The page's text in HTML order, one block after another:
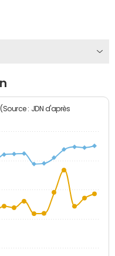
: JDN d'après